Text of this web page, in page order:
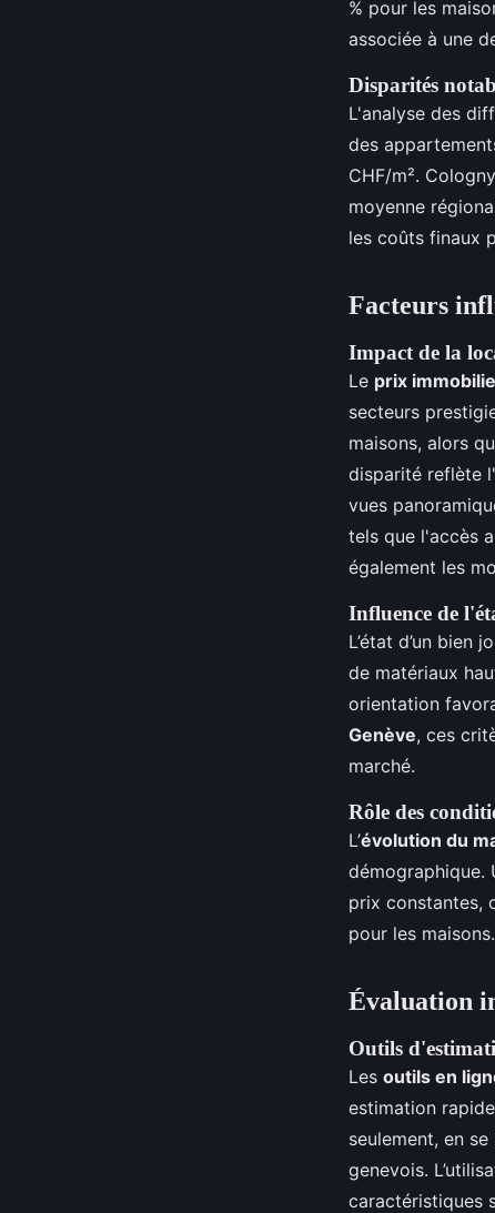
% pour les
associée à une
Disparités
L'analyse des
des
CHF/m².
moyenne
les coûts finaux
Facteurs
Impact de la
Le prix
secteurs
maisons, alors
disparité reflète
vues
tels que l'accès
également les
Influence de
L’état d’un bien
de matériaux
orientation
Genève, ces
marché.
Rôle des
L’évolution du
démographique.
prix constantes,
pour les maisons.
Évaluation
Outils
Les outils en
estimation
seulement, en
genevois.
caractéristiques